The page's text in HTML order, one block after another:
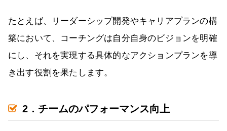
たとえば、リーダーシップ開発やキャリアプランの構
築において、コーチングは自分自身のビジョンを明確
にし、それを実現する具体的なアクションプランを導
き出す役割を果たします。
2．チームのパフォーマンス向上